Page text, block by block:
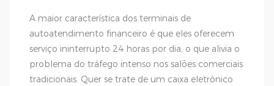
A maior característica dos terminais de
autoatendimento financeiro é que eles oferecem
serviço ininterrupto 24 horas por dia, o que alivia o
problema do tráfego intenso nos salões comerciais
tradicionais. Quer se trate de um caixa eletrônico